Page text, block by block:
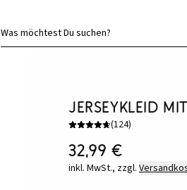
Was möchtest Du suchen?
Jerseykleid
(124)
32,99 €
inkl. MwSt., zzgl.